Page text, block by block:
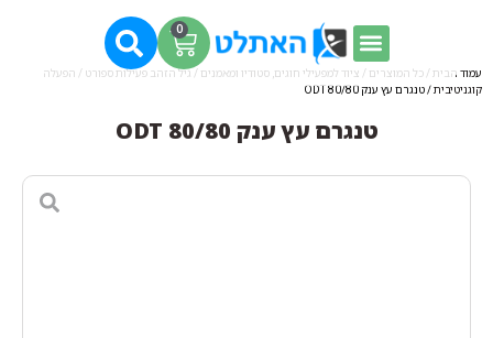
0
עמוד הבית / כל המוצרים / ציוד למפעילי חוגים, סטודיו ומאמנים / גיל הזהב פעילות ספורט / הפעלה
קוגניטיבית/ טנגרם עץ ענק 80/80 ODT
טנגרם עץ ענק 80/80 ODT